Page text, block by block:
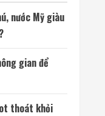
nước Mỹ giàu
gian để
thoát khỏi